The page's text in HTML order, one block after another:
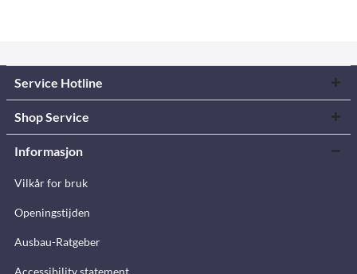
Service Hotline
Shop Service
Informasjon
Vilkår for bruk
Openingstijden
Ausbau-Ratgeber
Accessibility statement